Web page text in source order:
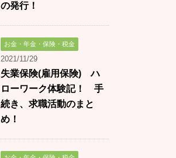
の発行！
お金・年金・保険・税金
2021/11/29
失業保険(雇用保険) ハ
ローワーク体験記！ 手
続き、求職活動のまと
め！